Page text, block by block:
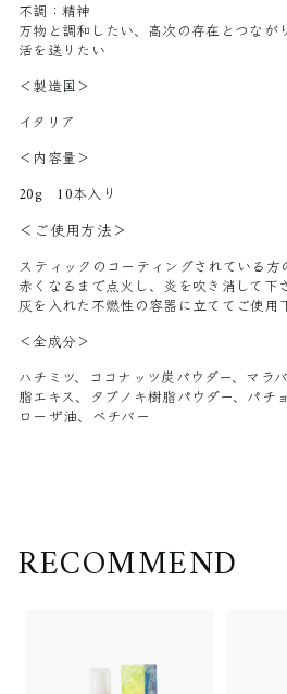
不調：精神
万物と調和したい、高次の存在とつなが
活を送りたい
＜製造国＞
イタリア
＜内容量＞
20g 10本入り
＜ご使用方法＞
スティックのコーティングされている
赤くなるまで点火し、炎を吹き消して下
灰を入れた不燃性の容器に立ててご使用
＜全成分＞
ハチミツ、ココナッツ炭パウダー、マラ
脂エキス、タブノキ樹脂パウダー、パチ
ローザ油、ベチバー
RECOMMEND